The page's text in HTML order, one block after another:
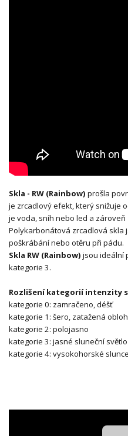
Skla - RW (Rainbow) prošla
je zrcadlový efekt, který snižuje
je voda, sníh nebo led a
Polykarbonátová zrcadlová skla
poškrábání nebo otěru při pádu.
Skla RW (Rainbow) jsou ideální
kategorie 3.
Rozlišení kategorií intenzity
kategorie 0: zamračeno, déšť
kategorie 1: šero, zatažená
kategorie 2: polojasno
kategorie 3: jasné sluneční světlo
kategorie 4: vysokohorské slunce